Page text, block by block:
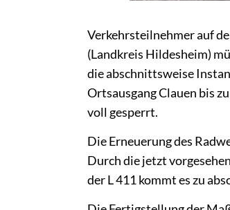
Verkehrsteilnehmer auf
(Landkreis Hildesheim)
die abschnittsweise
Ortsausgang Clauen bis
voll gesperrt.
Die Erneuerung des
Durch die jetzt
der L 411 kommt es zu